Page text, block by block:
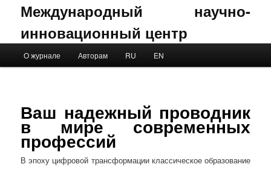
Международный научно-
инновационный центр
Skip to primary content
Skip to secondary content
О журнале Авторам RU EN
Ваш надежный проводник
в мире современных
профессий
В эпоху цифровой трансформации классическое образование